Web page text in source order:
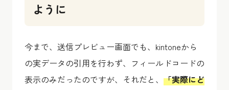
ように
今まで、送信プレビュー画面でも、kintoneから
の実データの引用を行わず、フィールドコードの
表示のみだったのですが、それだと、 「実際にど